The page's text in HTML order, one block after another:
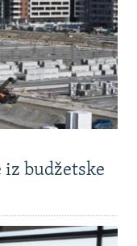
budžetske